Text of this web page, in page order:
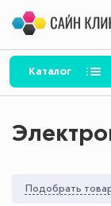
Каталог
Подобрать